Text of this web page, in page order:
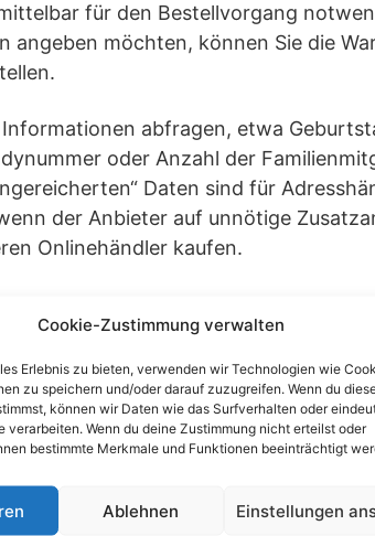
für den Bestellvorgang
möchten, können Sie die
abfragen, etwa
oder Anzahl der
Daten sind für
der Anbieter auf unnötige
Onlinehändler kaufen.
oder
Bestellformular Daten abzufragen,
zur Handynummer oder
Bei den meisten Formularen
sind und welche nicht. In der
Sternchen versehen oder in
leer bleiben.
Cookie-Zustimmung verwalten
Erlebnis zu bieten, verwenden wir Technologien wie
zu speichern und/oder darauf zuzugreifen. Wenn du
können wir Daten wie das Surfverhalten oder
verarbeiten. Wenn du deine Zustimmung nicht erteilst oder
bestimmte Merkmale und Funktionen beeinträchtigt
Ablehnen Einstellungen